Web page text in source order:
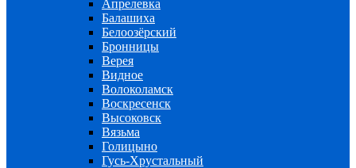
Апрелевка
Балашиха
Белоозёрский
Бронницы
Верея
Видное
Волоколамск
Воскресенск
Высоковск
Вязьма
Голицыно
Гусь-Хрустальный